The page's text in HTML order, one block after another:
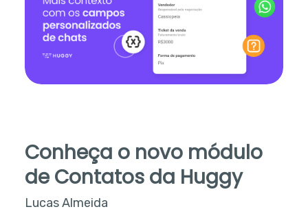
Conheça o novo módulo
de Contatos da Huggy
Lucas Almeida